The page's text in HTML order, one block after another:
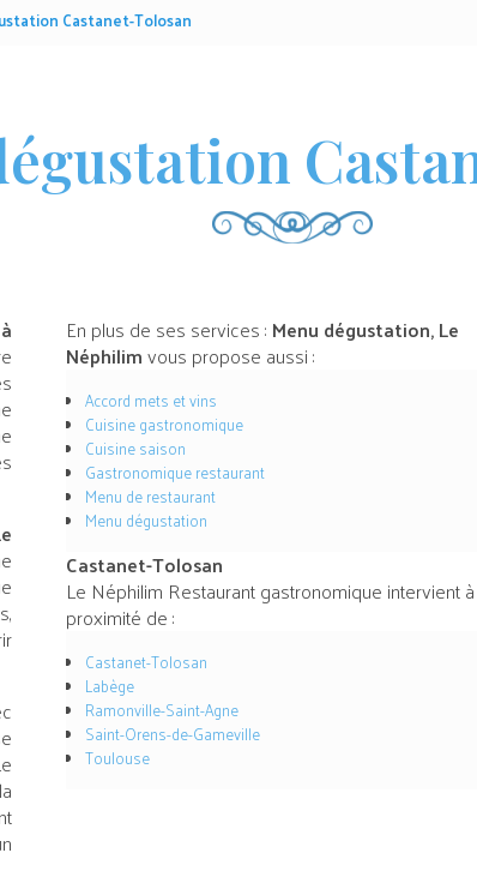
Castanet-Tolosan
En plus de ses services : Menu dégustation, Le
Néphilimvous propose aussi :
Accord mets et vins
Cuisine gastronomique
Cuisine saison
Gastronomique restaurant
Menu de restaurant
Menu dégustation
Castanet-Tolosan
Le Néphilim Restaurant gastronomique intervient à
proximité de :
Castanet-Tolosan
Labège
Ramonville-Saint-Agne
Saint-Orens-de-Gameville
Toulouse